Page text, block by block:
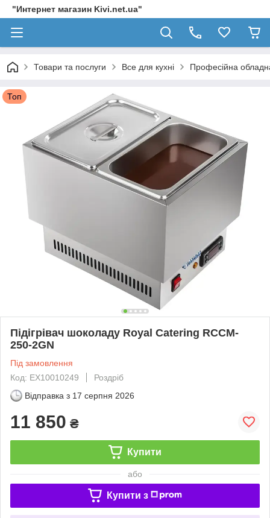
"Интернет магазин Kivi.net.ua"
Товари та послуги Все для кухні Професійна
Топ
Підігрівач шоколаду Royal Catering RCCM-
250-2GN
Під замовлення
Код: EX10010249
Роздріб
Відправка з 17 серпня 2026
11 850 ₴
Купити
або
Купити з